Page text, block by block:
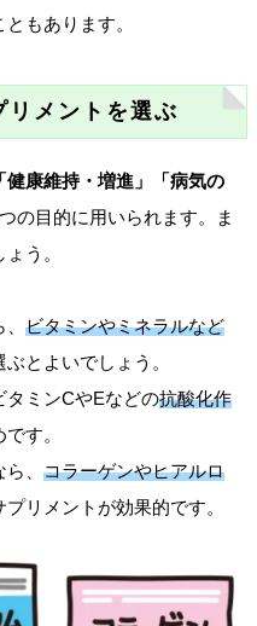
もあります。
リメントを選ぶ
「健康維持・増進」「病気の
の目的に用いられます。ま
う。
ビタミンやミネラルなど
ぶとよいでしょう。
タミンCやEなどの抗酸化作
す。
、 コラーゲンやヒアルロ
リメントが効果的です。